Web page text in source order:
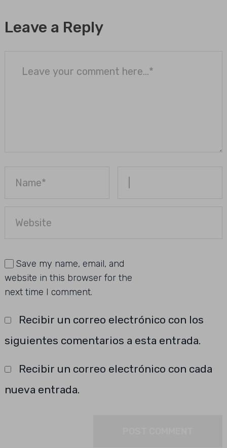
Leave a Reply
Save my name, email, and
website in this browser for the
next time I comment.
Recibir un correo electrónico con los
siguientes comentarios a esta entrada.
Recibir un correo electrónico con cada
nueva entrada.